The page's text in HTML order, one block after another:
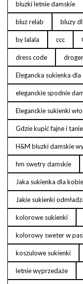
bluzki letnie damskie
bluz relab bluzy
by lalala ccc
dress code
Elegancka sukienka
eleganckie spodnie
Eleganckie sukienki
Gdzie kupić fajne i
H&M bluzki damskie
hm swetry damskie
Jaka sukienka dla
Jakie sukienki
kolorowe sukienki
kolorowy sweter w
koszulowe sukienki
letnie wyprzedaże